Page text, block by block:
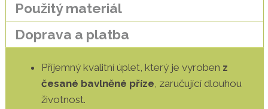
Použitý materiál
Doprava a platba
Příjemný kvalitní úplet, který je vyroben z
česané bavlněné příze, zaručující dlouhou
životnost.